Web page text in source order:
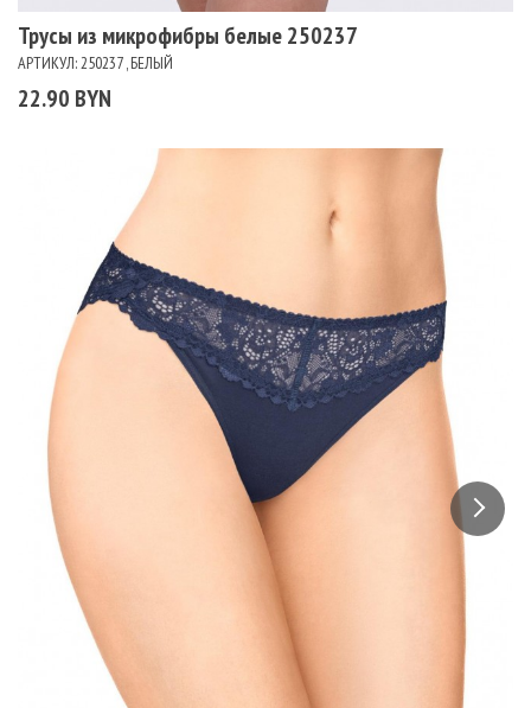
Трусы из микрофибры белые 250237
АРТИКУЛ: 250237 , БЕЛЫЙ
22.90 BYN